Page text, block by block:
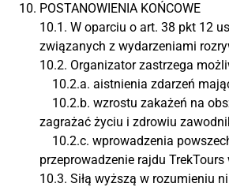
POSTANOWIENIA KOŃCOWE
10.1. W oparciu o art. 38 pkt 12
związanych z wydarzeniami
10.2. Organizator zastrzega
10.2.a. aistnienia zdarzeń
10.2.b. wzrostu zakażeń na
zagrażać życiu i zdrowiu
10.2.c. wprowadzenia
przeprowadzenie rajdu
10.3. Siłą wyższą w rozumieniu